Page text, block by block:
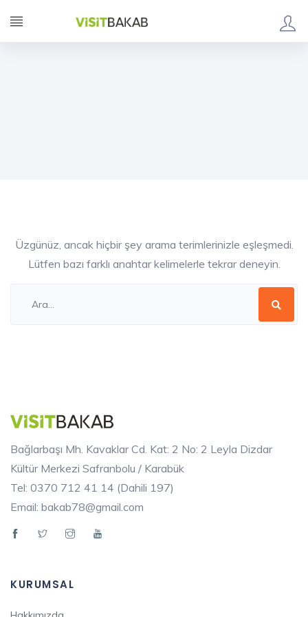
Üzgünüz, ancak hiçbir şey arama terimlerinizle eşleşmedi.
Lütfen bazı farklı anahtar kelimelerle tekrar deneyin.
Bağlarbaşı Mh. Kavaklar Cd. Kat: 2 No: 2 Leyla Dizdar
Kültür Merkezi Safranbolu / Karabük
Tel: 0370 712 41 14 (Dahili 197)
Email: bakab78@gmail.com
KURUMSAL